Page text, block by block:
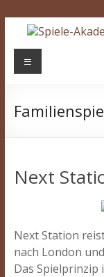
Zum
Inhalt
springen
Spiele-
Wir
Menü
Next
Next Station
nach London
Das Spielprinzip